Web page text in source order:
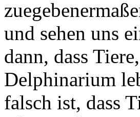
und sehen uns
dann, dass
Delphinarium
falsch ist, dass